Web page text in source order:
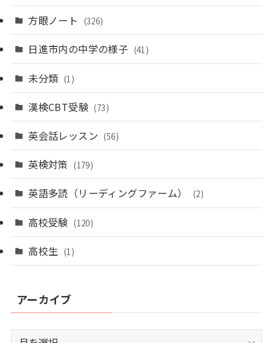
方眼ノート (326)
日進市内の中学の様子 (41)
未分類 (1)
漢検CBT受験 (73)
英会話レッスン (56)
英検対策 (179)
英語多読（リーディングファーム） (2)
高校受験 (120)
高校生 (1)
アーカイブ